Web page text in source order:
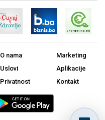
O nama
Uslovi
Privatnost
Marketing
Aplikacije
Kontakt